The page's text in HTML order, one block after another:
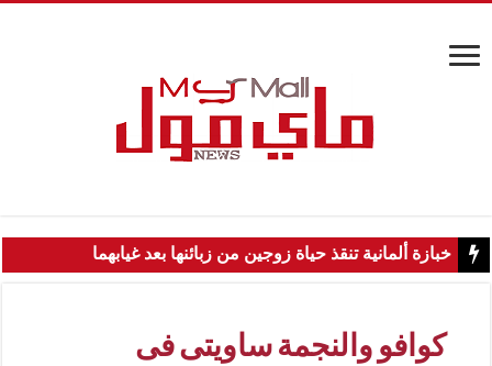
خبازة ألمانية تنقذ حياة زوجين من زبائنها بعد غيابهما
كوافو والنجمة ساويتى فى